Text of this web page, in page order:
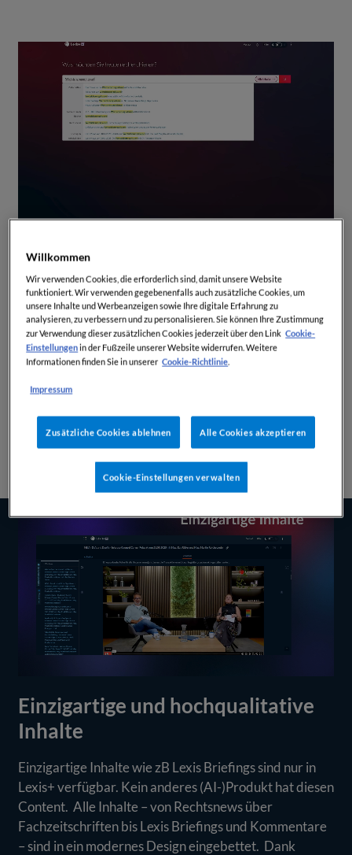
Österreichs neue Rechtsrecherche
Power
Lexis+ eröffnet eine neue Ära der Rechtsrecherche, voll
mit AI. Sie arbeiten komfortabel, nahtlos und effizient in
Produkt. Holen Sie sich pro Monat eine Arbeitswoche
durch das Jonglieren verschiedener Einzeltools verloren
*Studie laut (NWI Starker/Roos/Bracht/Graudenz)
JETZT TESTEN
Einzigartige und hochqualitative
Inhalte
Einzigartige Inhalte wie zB Lexis Briefings sind nur in
Lexis+ verfügbar. Kein anderes (AI-)Produkt hat diesen
Content. Alle Inhalte – von Rechtsnews über
Fachzeitschriften bis Lexis Briefings und Kommentare
– sind in ein modernes Design eingebettet. Dank
Willkommen
Wir verwenden Cookies, die erforderlich sind, damit unsere Website
funktioniert. Wir verwenden gegebenenfalls auch zusätzliche Cookies, um
unsere Inhalte und Werbeanzeigen sowie Ihre digitale Erfahrung zu
analysieren, zu verbessern und zu personalisieren. Sie können Ihre Zustimmung
zur Verwendung dieser zusätzlichen Cookies jederzeit über den Link Cookie-
Einstellungenin der Fußzeile unserer Website widerrufen. Weitere
Informationen finden Sie in unserer Cookie-Richtlinie
Impressum
Zusätzliche Cookies ablehnen Alle Cookies akzeptieren
Cookie-Einstellungen verwalten